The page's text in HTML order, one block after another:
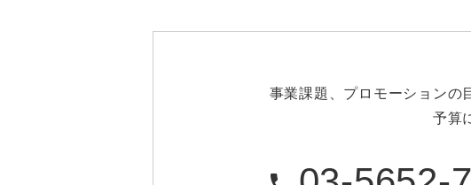
事業課題、プロモーションの
予算